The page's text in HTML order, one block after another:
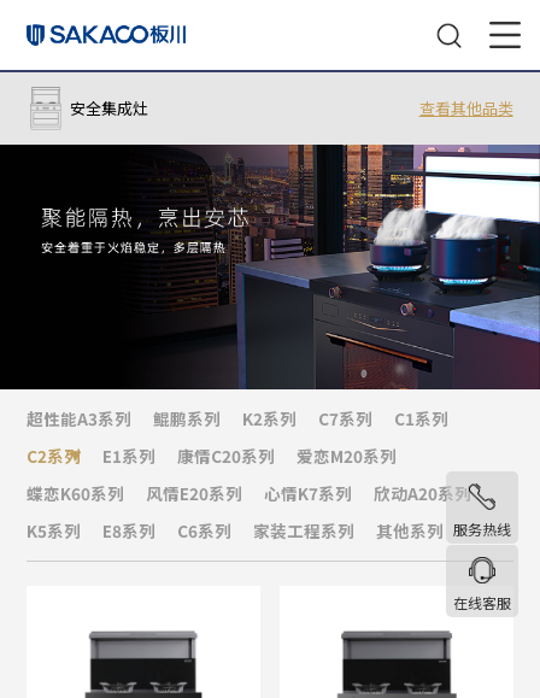
安全集成灶 查看其他品类
超性能A3系列 鲲鹏系列 K2系列 C7系列
C2系列 E1系列 康情C20系列
爱恋M20系列
蝶恋K60系列
风情E20系列 心情K7系列
欣动A20系列
其他系列
服务热线
在线客服